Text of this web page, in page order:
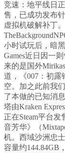
竞速：地平线日
售，已成功发布
虚拟机破解补丁
小时试玩后，暗
Games近日因一
来的是国外
道，《007：初
空。加之此前我
了本做的已知消
塔由Kraken
正在Steam平台
音芳华》（
机。西域沙洲忠
容量约144.84GB